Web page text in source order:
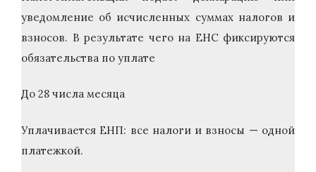
уведомление об исчисленных суммах налогов и
взносов. В результате чего на ЕНС фиксируются
обязательства по уплате
До 28 числа месяца
Уплачивается ЕНП: все налоги и взносы — одной
платежкой.